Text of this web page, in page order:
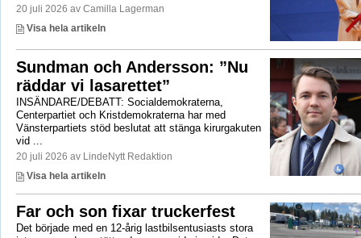
20 juli 2026 av Camilla Lagerman
Visa hela artikeln
Sundman och Andersson: ”Nu
räddar vi lasarettet”
INSÄNDARE/DEBATT: Socialdemokraterna,
Centerpartiet och Kristdemokraterna har med
Vänsterpartiets stöd beslutat att stänga kirurgakuten
vid ...
20 juli 2026 av LindeNytt Redaktion
Visa hela artikeln
Far och son fixar truckerfest
Det började med en 12-årig lastbilsentusiasts stora